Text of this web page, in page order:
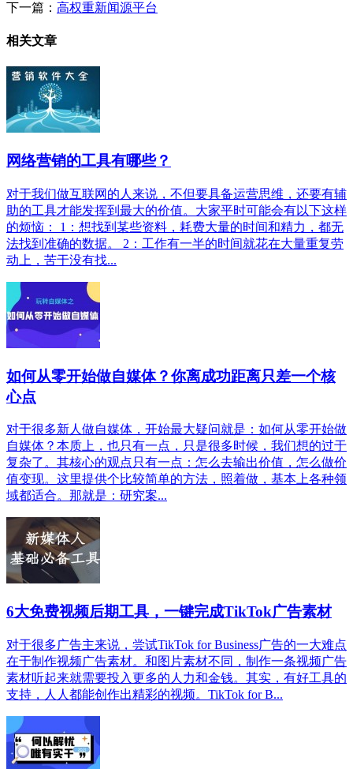
下一篇： 高权重新闻源平台
相关文章
网络营销的工具有哪些？
对于我们做互联网的人来说，不但要具备运营思维，还要有辅
助的工具才能发挥到最大的价值。大家平时可能会有以下这样
的烦恼： 1：想找到某些资料，耗费大量的时间和精力，都无
法找到准确的数据。 2：工作有一半的时间就花在大量重复劳
动上，苦于没有找...
如何从零开始做自媒体？你离成功距离只差一个核
心点
对于很多新人做自媒体，开始最大疑问就是：如何从零开始做
自媒体？本质上，也只有一点，只是很多时候，我们想的过于
复杂了。其核心的观点只有一点：怎么去输出价值，怎么做价
值变现。这里提供个比较简单的方法，照着做，基本上各种领
域都适合。那就是：研究案...
6大免费视频后期工具，一键完成TikTok广告素材
对于很多广告主来说，尝试TikTok for Business广告的一大难点
在于制作视频广告素材。和图片素材不同，制作一条视频广告
素材听起来就需要投入更多的人力和金钱。其实，有好工具的
支持，人人都能创作出精彩的视频。TikTok for B...